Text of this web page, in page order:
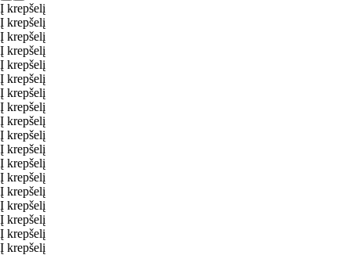
Į krepšelį
Į krepšelį
Į krepšelį
Į krepšelį
Į krepšelį
Į krepšelį
Į krepšelį
Į krepšelį
Į krepšelį
Į krepšelį
Į krepšelį
Į krepšelį
Į krepšelį
Į krepšelį
Į krepšelį
Į krepšelį
Į krepšelį
Į krepšelį